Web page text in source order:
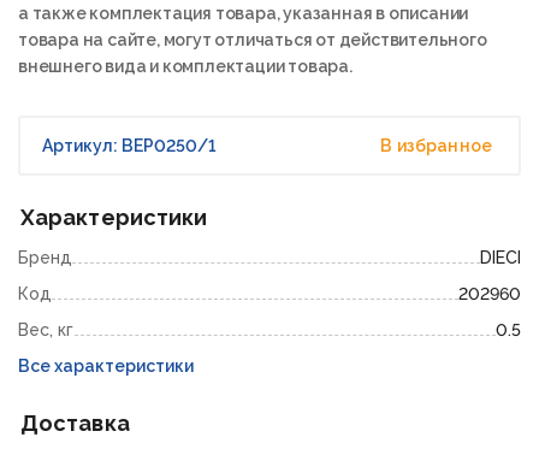
а также комплектация товара, указанная в описании
товара на сайте, могут отличаться от действительного
внешнего вида и комплектации товара.
Артикул: BEP0250/1 В избранное
Характеристики
Бренд
DIECI
Код
202960
Вес, кг
0.5
Все характеристики
Доставка